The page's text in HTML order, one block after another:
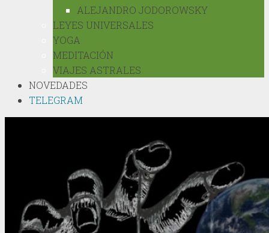
ALEJANDRO JODOROWSKY
LEYES UNIVERSALES
YOGA
MEDITACIÓN
VIAJES ASTRALES
NOVEDADES
TELEGRAM